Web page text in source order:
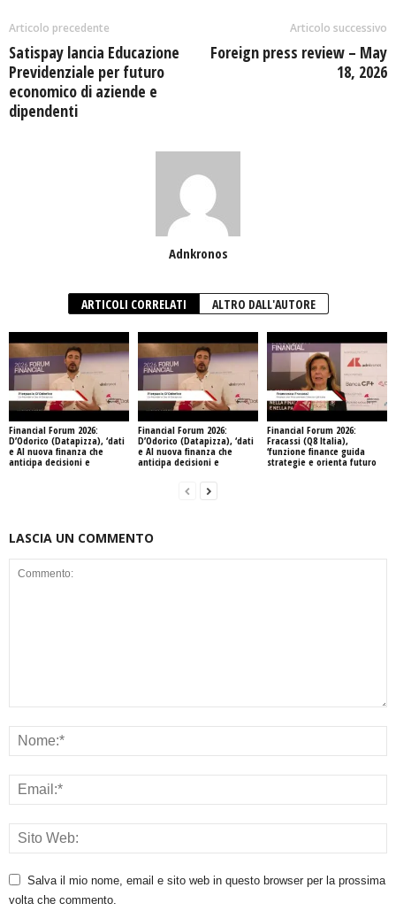
Articolo precedente
Satispay lancia Educazione
Previdenziale per futuro
economico di aziende e
dipendenti
Articolo successivo
Foreign press review – May
18, 2026
Adnkronos
ARTICOLI CORRELATI ALTRO DALL'AUTORE
Financial Forum 2026:
D’Odorico (Datapizza), ‘dati
e AI nuova finanza che
anticipa decisioni e
Financial Forum 2026:
D’Odorico (Datapizza), ‘dati
e AI nuova finanza che
anticipa decisioni e
Financial Forum 2026:
Fracassi (Q8 Italia),
‘funzione finance guida
strategie e orienta futuro
LASCIA UN COMMENTO
Salva il mio nome, email e sito web in questo browser per la prossima
volta che commento.